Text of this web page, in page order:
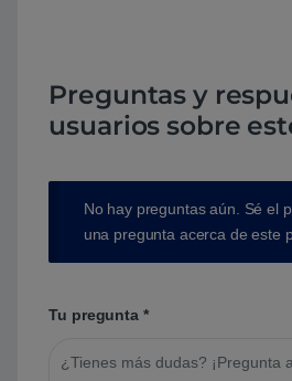
Preguntas y
usuarios sobre
No hay preguntas aún. Sé el
una pregunta acerca de este
Tu pregunta *